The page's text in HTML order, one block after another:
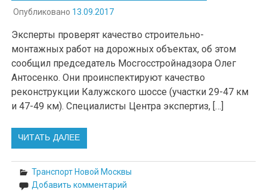
Опубликовано 13.09.2017
Эксперты проверят качество строительно-
монтажных работ на дорожных объектах, об этом
сообщил председатель Мосгосстройнадзора Олег
Антосенко. Они проинспектируют качество
реконструкции Калужского шоссе (участки 29-47 км
и 47-49 км). Специалисты Центра экспертиз, […]
ЧИТАТЬ ДАЛЕЕ
Транспорт Новой Москвы
Добавить комментарий